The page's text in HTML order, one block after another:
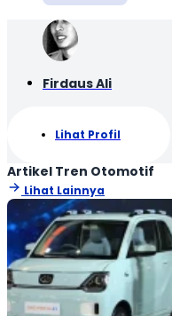
Firdaus Ali
Lihat Profil
Artikel Tren Otomotif
Lihat Lainnya